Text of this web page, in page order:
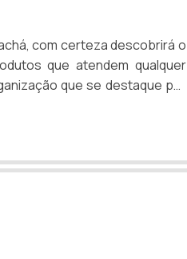
com certeza descobrirá o
que atendem qualquer
que se destaque por
CRACHÁSe alguém buscar
inovadora, chegará até a